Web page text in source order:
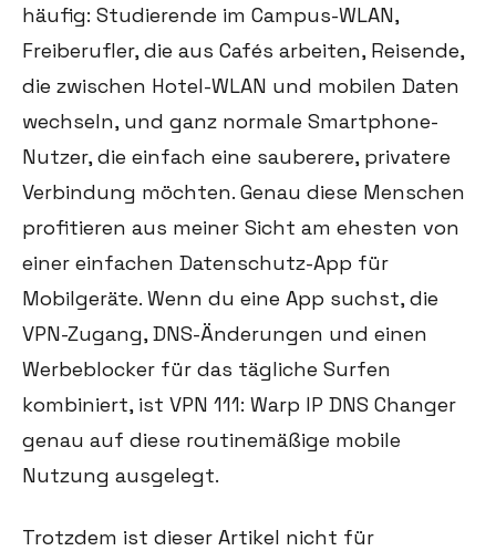
häufig: Studierende im Campus-WLAN,
Freiberufler, die aus Cafés arbeiten, Reisende,
die zwischen Hotel-WLAN und mobilen Daten
wechseln, und ganz normale Smartphone-
Nutzer, die einfach eine sauberere, privatere
Verbindung möchten. Genau diese Menschen
profitieren aus meiner Sicht am ehesten von
einer einfachen Datenschutz-App für
Mobilgeräte. Wenn du eine App suchst, die
VPN-Zugang, DNS-Änderungen und einen
Werbeblocker für das tägliche Surfen
kombiniert, ist VPN 111: Warp IP DNS Changer
genau auf diese routinemäßige mobile
Nutzung ausgelegt.
Trotzdem ist dieser Artikel nicht für